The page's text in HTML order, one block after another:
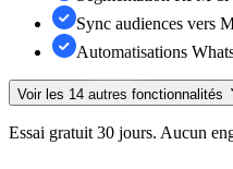
Sync audiences vers
Automatisations
Voir les 14 autres fonctionnalités
Essai gratuit 30 jours. Aucun